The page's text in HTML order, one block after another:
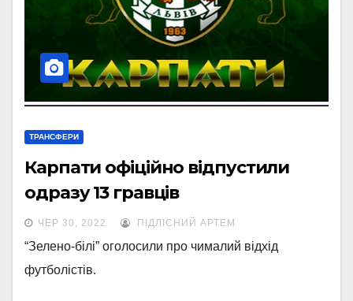
ТРАНСФЕРИ
Карпати офіційно відпустили
одразу 13 гравців
ЧЕР 30, 2022 ПІДЛІСНИЙ АРТЕМ
“Зелено-білі” оголосили про чималий відхід
футболістів.